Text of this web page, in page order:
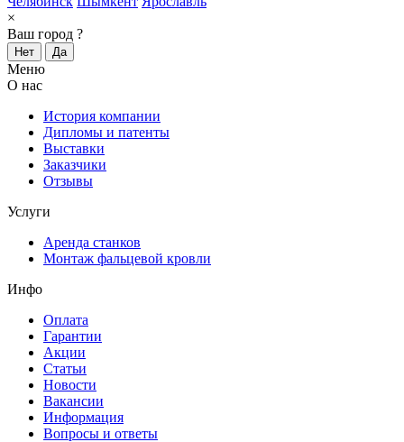
×
Ваш город ?
Нет Да
Меню
О нас
История компании
Дипломы и патенты
Выставки
Заказчики
Отзывы
Услуги
Аренда станков
Монтаж фальцевой кровли
Инфо
Оплата
Гарантии
Акции
Статьи
Новости
Вакансии
Информация
Вопросы и ответы